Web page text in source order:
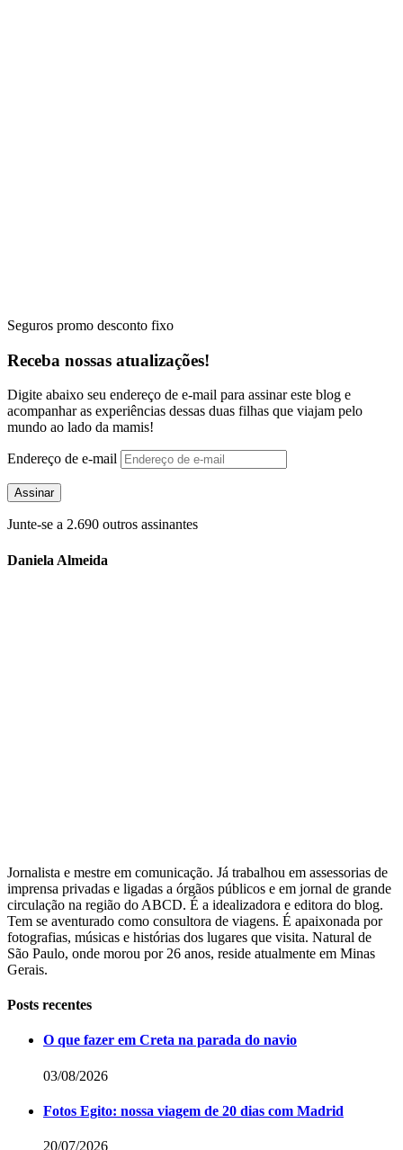
Seguros promo desconto fixo
Receba nossas atualizações!
Digite abaixo seu endereço de e-mail para assinar este blog e
acompanhar as experiências dessas duas filhas que viajam pelo
mundo ao lado da mamis!
Endereço de e-mail
Assinar
Junte-se a 2.690 outros assinantes
Daniela Almeida
Jornalista e mestre em comunicação. Já trabalhou em assessorias de
imprensa privadas e ligadas a órgãos públicos e em jornal de grande
circulação na região do ABCD. É a idealizadora e editora do blog.
Tem se aventurado como consultora de viagens. É apaixonada por
fotografias, músicas e histórias dos lugares que visita. Natural de
São Paulo, onde morou por 26 anos, reside atualmente em Minas
Gerais.
Posts recentes
O que fazer em Creta na parada do navio
03/08/2026
Fotos Egito: nossa viagem de 20 dias com Madrid
20/07/2026